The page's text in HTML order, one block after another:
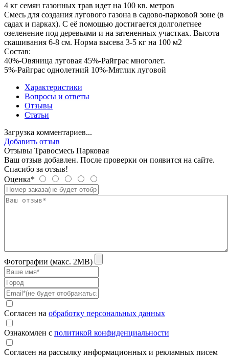
4 кг семян газонных трав идет на 100 кв. метров
Смесь для создания лугового газона в садово-парковой зоне (в
садах и парках). С её помощью достигается долголетнее
озеленение под деревьями и на затененных участках. Высота
скашивания 6-8 см. Норма высева 3-5 кг на 100 м2
Состав:
40%-Овяница луговая 45%-Райграс многолет.
5%-Райграс однолетний 10%-Мятлик луговой
Характеристики
Вопросы и ответы
Отзывы
Статьи
Загрузка комментариев...
Добавить отзыв
Отзывы Травосмесь Парковая
Ваш отзыв добавлен. После проверки он появится на сайте.
Спасибо за отзыв!
Оценка*
Фотографии (макс. 2MB)
Согласен на обработку персональных данных
Ознакомлен с политикой конфиденциальности
Согласен на рассылку информационных и рекламных писем